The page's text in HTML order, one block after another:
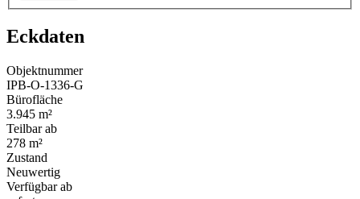
Eckdaten
Objektnummer
IPB-O-1336-G
Bürofläche
3.945 m²
Teilbar ab
278 m²
Zustand
Neuwertig
Verfügbar ab